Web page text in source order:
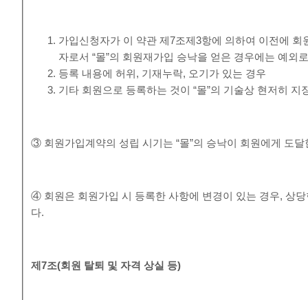
가입신청자가 이 약관 제7조제3항에 의하여 이전에
자로서 “몰”의 회원재가입 승낙을 얻은 경우에는 예외
등록 내용에 허위, 기재누락, 오기가 있는 경우
기타 회원으로 등록하는 것이 “몰”의 기술상 현저히 지
③ 회원가입계약의 성립 시기는 “몰”의 승낙이 회원에게 도
④ 회원은 회원가입 시 등록한 사항에 변경이 있는 경우, 상
다.
제7조(회원 탈퇴 및 자격 상실 등)